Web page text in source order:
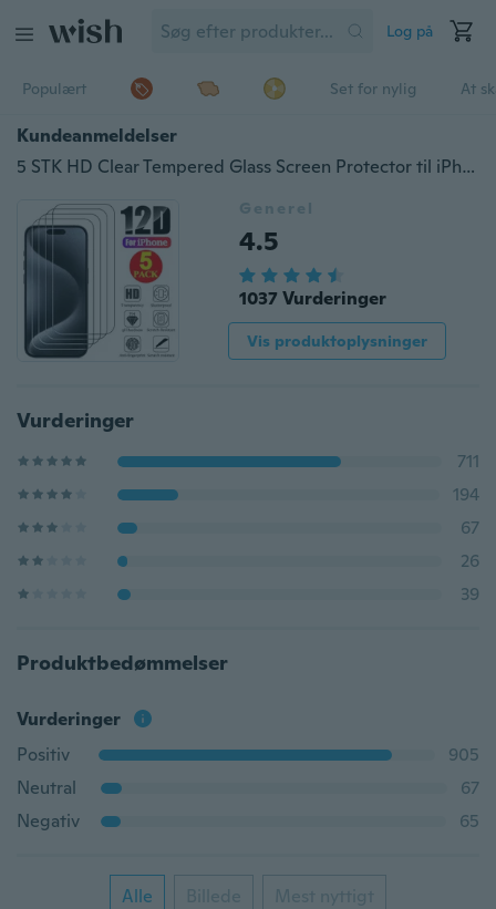
Log på
Populært Set for nylig At
Kundeanmeldelser
5 STK HD Clear Tempered Glass Screen Protector til iPhone 15 14 13 12 11 Pro Max 15 14 Plus 12 13 Mini X XR Xs Max SE 8 7 6s 6 Plus 5 5C 5S
Generel
4.5
1037 Vurderinger
Vis produktoplysninger
Vurderinger
711
194
67
26
39
Produktbedømmelser
Vurderinger
Positiv
905
Neutral
67
Negativ
65
Alle Billede Mest nyttigt